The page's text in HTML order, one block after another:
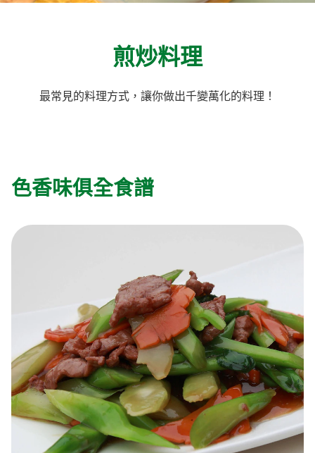
料理種類
家樂牌雞汁
家樂牌鮮露
家樂牌鷹粟粉
家樂牌純鮮清雞湯
愛環境食材篩選條件
煎炒料理
最常見的料理方式，讓你做出千變萬化的料理！
色香味俱全食譜